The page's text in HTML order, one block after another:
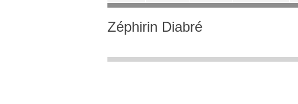
ACCUEIL
Zéphirin Diabré